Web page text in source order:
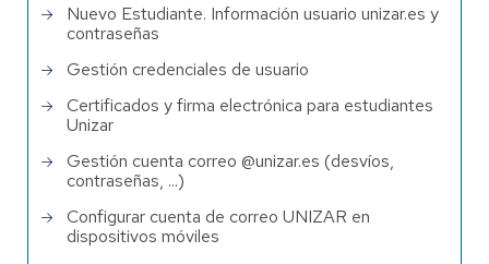
Nuevo Estudiante. Información usuario unizar.es y
contraseñas
Gestión credenciales de usuario
Certificados y firma electrónica para estudiantes
Unizar
Gestión cuenta correo @unizar.es (desvíos,
contraseñas, ...)
Configurar cuenta de correo UNIZAR en
dispositivos móviles